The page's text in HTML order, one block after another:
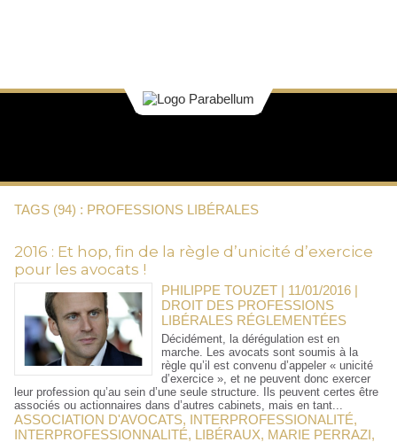
TAGS (94) : PROFESSIONS LIBÉRALES
2016 : Et hop, fin de la règle d’unicité d’exercice
pour les avocats !
PHILIPPE TOUZET | 11/01/2016 |
DROIT DES PROFESSIONS
LIBÉRALES RÉGLEMENTÉES
Décidément, la dérégulation est en
marche. Les avocats sont soumis à la
règle qu’il est convenu d’appeler « unicité
d’exercice », et ne peuvent donc exercer
leur profession qu’au sein d’une seule structure. Ils peuvent certes être
associés ou actionnaires dans d’autres cabinets, mais en tant...
ASSOCIATION D'AVOCATS, INTERPROFESSIONALITÉ,
INTERPROFESSIONNALITÉ, LIBÉRAUX, MARIE PERRAZI,